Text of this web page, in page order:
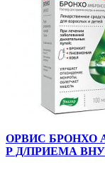
ОРВИС БРОНХО
Р Д/ПРИЕМА